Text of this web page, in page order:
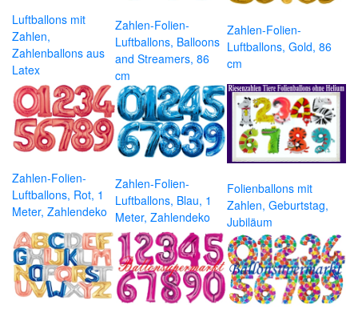
Luftballons mit
Zahlen,
Zahlenballons aus
Latex
Zahlen-Folien-
Luftballons, Balloons
and Streamers, 86
cm
Zahlen-Folien-
Luftballons, Gold, 86
cm
Zahlen-Folien-
Luftballons, Rot, 1
Meter, Zahlendeko
Zahlen-Folien-
Luftballons, Blau, 1
Meter, Zahlendeko
Folienballons mit
Zahlen, Geburtstag,
Jubiläum